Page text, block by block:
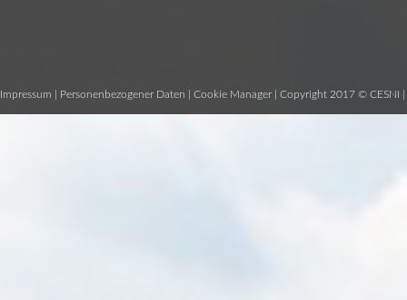
Impressum Personenbezogener Daten Cookie Manager | Copyright 2017 © CESNI |